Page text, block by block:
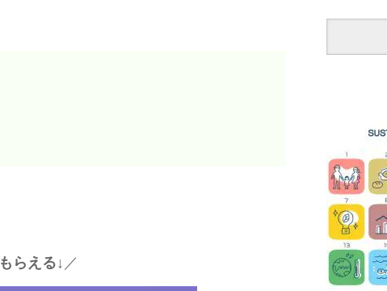
らえる↓ ／